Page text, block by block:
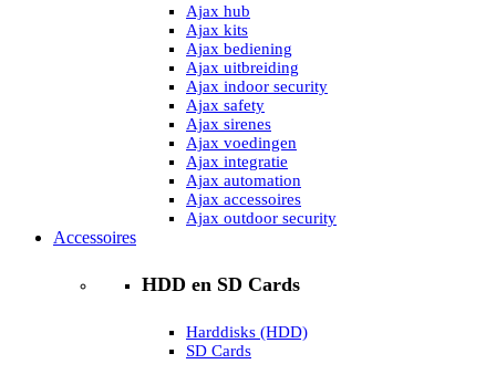
Ajax hub
Ajax kits
Ajax bediening
Ajax uitbreiding
Ajax indoor security
Ajax safety
Ajax sirenes
Ajax voedingen
Ajax integratie
Ajax automation
Ajax accessoires
Ajax outdoor security
Accessoires
HDD en SD Cards
Harddisks (HDD)
SD Cards